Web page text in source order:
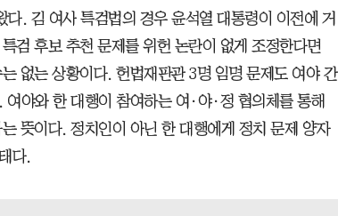
다. 김 여사 특검법의 경우 윤석열 대통령이 이전에 거
검 후보 추천 문제를 위헌 논란이 없게 조정한다면
없는 상황이다. 헌법재판관 3명 임명 문제도 여야 간
야와 한 대행이 참여하는 여·야·정 협의체를 통해
뜻이다. 정치인이 아닌 한 대행에게 정치 문제 양자
다.